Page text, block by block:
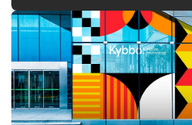
l’environnement.